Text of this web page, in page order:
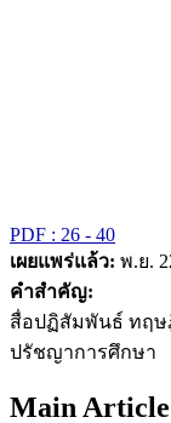
PDF : 26 - 40
เผยแพร่แล้ว: พ.ย.
คำสำคัญ:
สื่อปฏิสัมพันธ์ ทฤษ
ปรัชญาการศึกษา
Main